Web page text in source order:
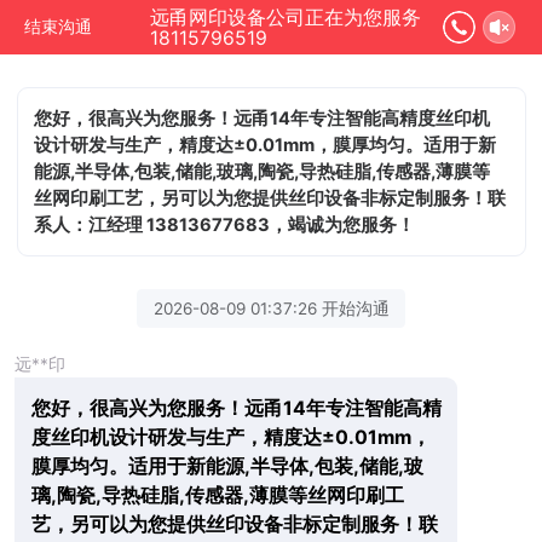
结束沟通
远甬网印设备公司正在为您服务
18115796519
您好，很高兴为您服务！远甬14年专注智能高精度丝印机
设计研发与生产，精度达±0.01mm，膜厚均匀。适用于新
能源,半导体,包装,储能,玻璃,陶瓷,导热硅脂,传感器,薄膜等
丝网印刷工艺，另可以为您提供丝印设备非标定制服务！联
系人：江经理 13813677683，竭诚为您服务！
2026-08-09 01:37:26 开始沟通
远**印
您好，很高兴为您服务！远甬14年专注智能高精
度丝印机设计研发与生产，精度达±0.01mm，
膜厚均匀。适用于新能源,半导体,包装,储能,玻
璃,陶瓷,导热硅脂,传感器,薄膜等丝网印刷工
艺，另可以为您提供丝印设备非标定制服务！联